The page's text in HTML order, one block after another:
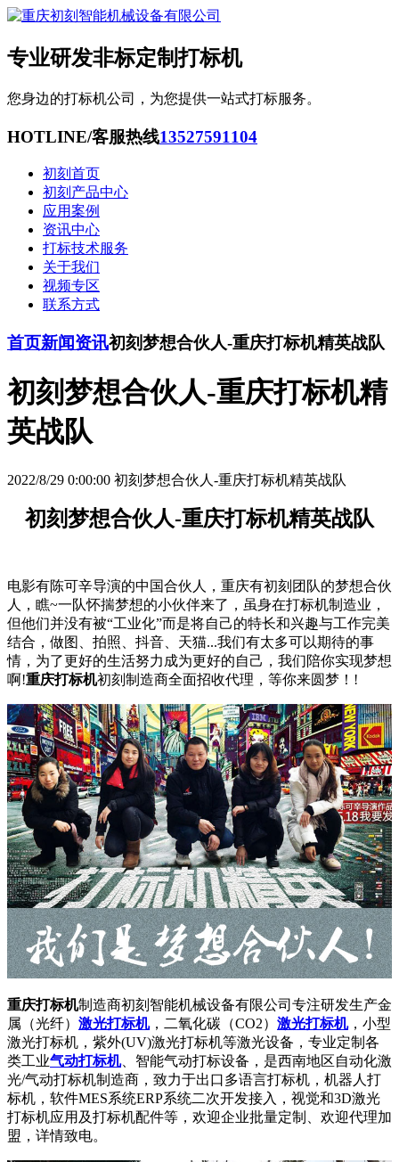
专业研发非标定制打标机
您身边的打标机公司，为您提供一站式打标服务。
HOTLINE/客服热线13527591104
初刻首页
初刻产品中心
应用案例
资讯中心
打标技术服务
关于我们
视频专区
联系方式
首页新闻资讯初刻梦想合伙人-重庆打标机精英战队
初刻梦想合伙人-重庆打标机精
英战队
2022/8/29 0:00:00 初刻梦想合伙人-重庆打标机精英战队
初刻梦想合伙人-重庆打标机精英战队
电影有陈可辛导演的中国合伙人，重庆有初刻团队的梦想合伙
人，瞧~一队怀揣梦想的小伙伴来了，虽身在打标机制造业，
但他们并没有被“工业化”而是将自己的特长和兴趣与工作完美
结合，做图、拍照、抖音、天猫...我们有太多可以期待的事
情，为了更好的生活努力成为更好的自己，我们陪你实现梦想
啊!重庆打标机初刻制造商全面招收代理，等你来圆梦！!
重庆打标机制造商初刻智能机械设备有限公司专注研发生产金
属（光纤） 激光打标机，二氧化碳（CO2） 激光打标机，小型
激光打标机，紫外(UV)激光打标机等激光设备，专业定制各
类工业气动打标机、智能气动打标设备，是西南地区自动化激
光/气动打标机制造商，致力于出口多语言打标机，机器人打
标机，软件MES系统ERP系统二次开发接入，视觉和3D激光
打标机应用及打标机配件等，欢迎企业批量定制、欢迎代理加
盟，详情致电。